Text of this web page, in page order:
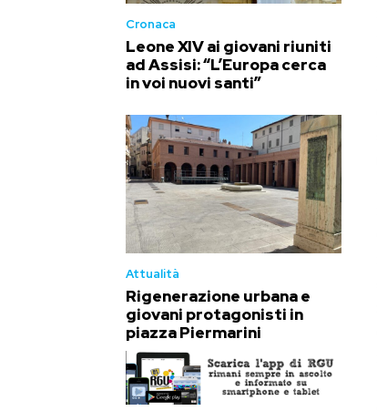
Cronaca
Leone XIV ai giovani riuniti
ad Assisi: “L’Europa cerca
in voi nuovi santi”
Attualità
Rigenerazione urbana e
giovani protagonisti in
piazza Piermarini